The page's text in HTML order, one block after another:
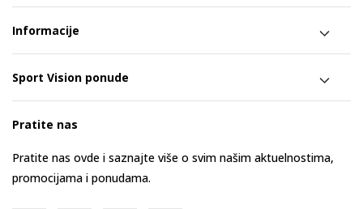
Informacije
Sport Vision ponude
Pratite nas
Pratite nas ovde i saznajte više o svim našim aktuelnostima,
promocijama i ponudama.